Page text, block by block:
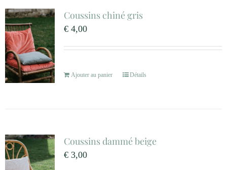
Coussins chiné gris
€4,00
Ajouter au panier Détails
Coussins dammé beige
€3,00